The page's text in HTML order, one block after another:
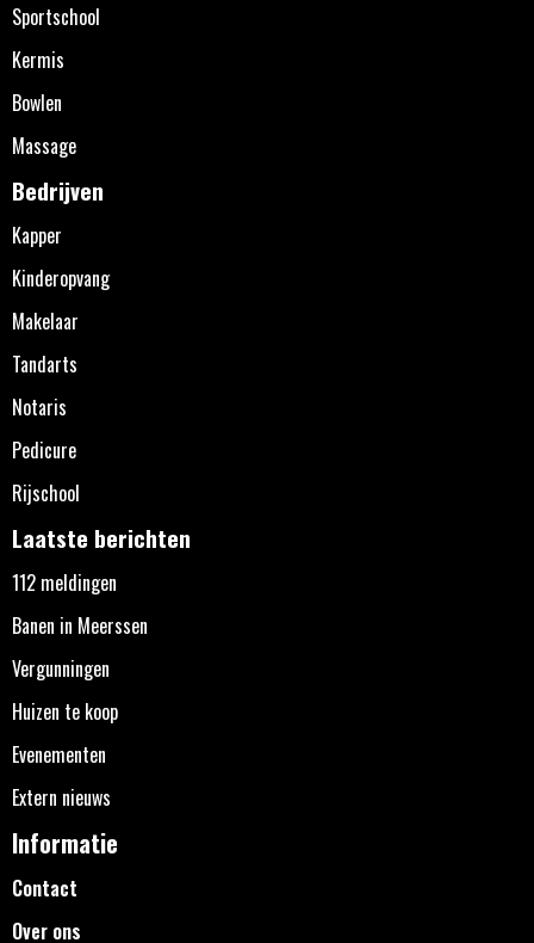
Sportschool
Kermis
Bowlen
Massage
Bedrijven
Kapper
Kinderopvang
Makelaar
Tandarts
Notaris
Pedicure
Rijschool
Laatste berichten
112 meldingen
Banen in Meerssen
Vergunningen
Huizen te koop
Evenementen
Extern nieuws
Informatie
Contact
Over ons